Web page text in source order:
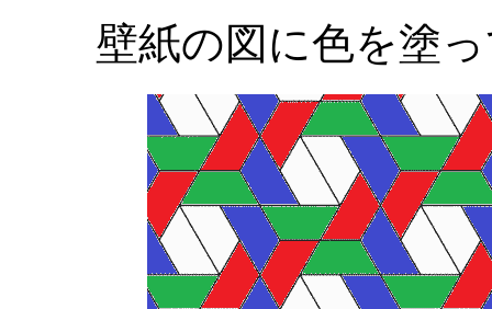
壁紙の図に色を塗